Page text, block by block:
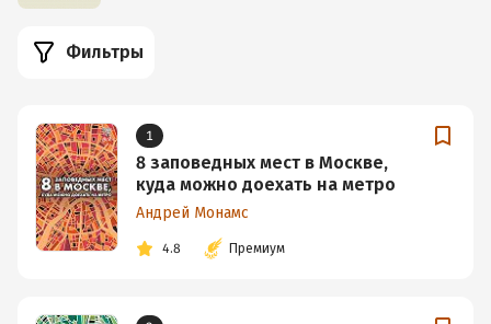
Фильтры
1
8 заповедных мест в Москве,
куда можно доехать на метро
Андрей Монамс
4.8 Премиум